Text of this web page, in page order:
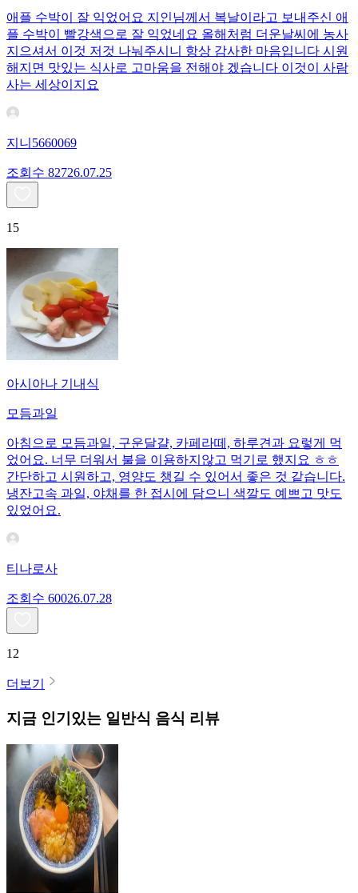
애플 수박이 잘 익었어요 지인님께서 복날이라고 보내주신 애
플 수박이 빨강색으로 잘 익었네요 올해처럼 더운날씨에 농사
지으셔서 이것 저것 나눠주시니 항상 감사한 마음입니다 시원
해지면 맛있는 식사로 고마움을 전해야 겠습니다 이것이 사람
사는 세상이지요
지니5660069
조회수 82726.07.25
15
아시아나 기내식
모듬과일
아침으로 모듬과일, 구운달걀, 카페라떼, 하루견과 요렇게 먹
었어요. 너무 더워서 불을 이용하지않고 먹기로 했지요 ㅎㅎ
간단하고 시원하고, 영양도 챙길 수 있어서 좋은 것 같습니다.
냉잔고속 과일, 야채를 한 접시에 담으니 색깔도 예쁘고 맛도
있었어요.
티나로사
조회수 60026.07.28
12
더보기
지금 인기있는 일반식 음식 리뷰